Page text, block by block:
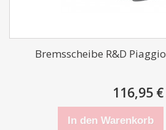
Bremsscheibe R&D Piaggio
116,95 €
In den Warenkorb